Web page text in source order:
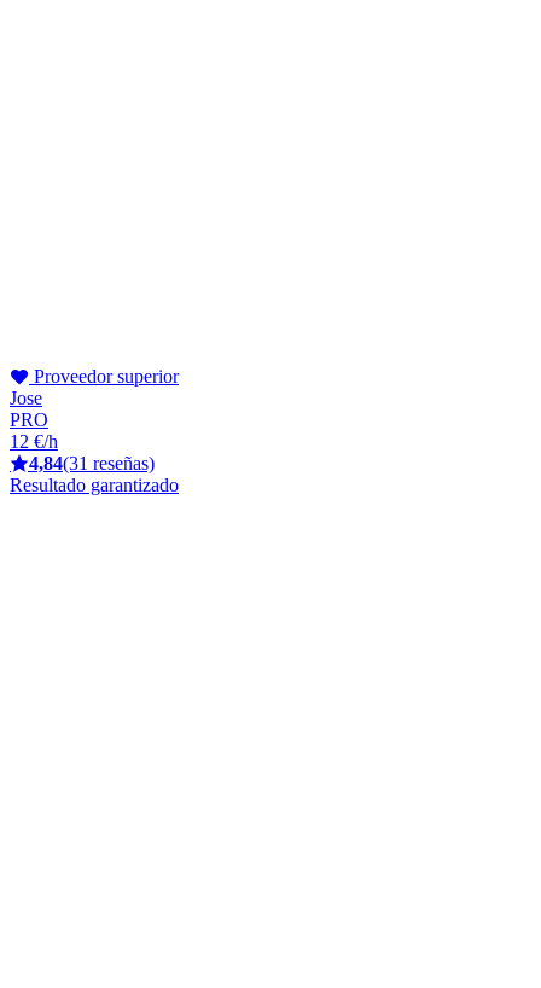
Proveedor superior
Jose
PRO
12 €/h
4,84(31 reseñas)
Resultado garantizado